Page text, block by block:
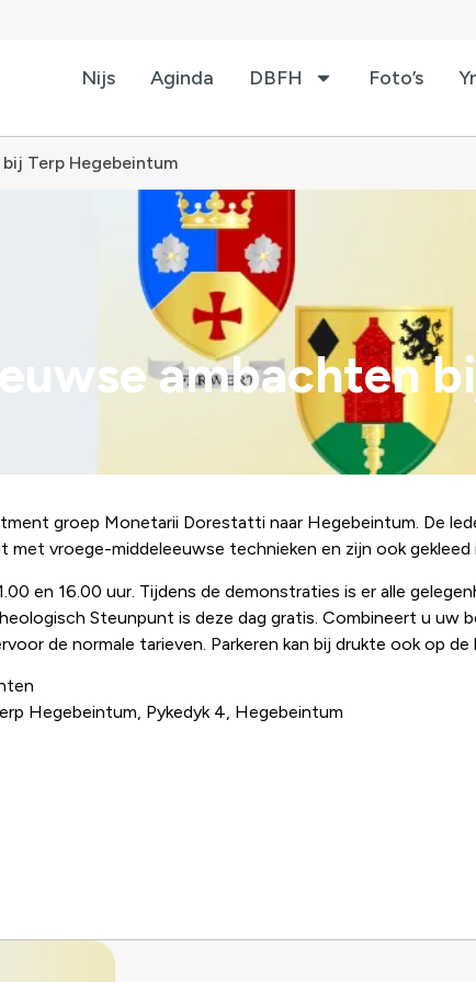
Nijs Aginda DBFH Foto’s
Terp Hegebeintum
ambachten
groep Monetarii Dorestatti naar Hegebeintum. De
met vroege-middeleeuwse technieken en zijn ook
en 16.00 uur. Tijdens de demonstraties is er alle
Steunpunt is deze dag gratis. Combineert u uw
de normale tarieven. Parkeren kan bij drukte ook op
Hegebeintum, Pykedyk 4, Hegebeintum